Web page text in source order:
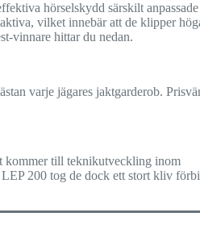
hörselskydd särskilt
vilket innebär att de klipper
vinnare hittar du nedan.
varje jägares jaktgarderob.
kommer till teknikutveckling inom
200 tog de dock ett stort kliv